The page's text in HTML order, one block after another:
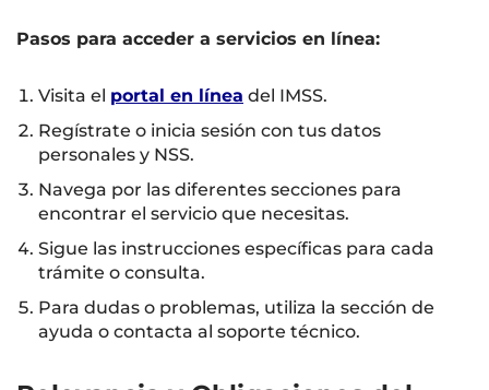
Pasos para acceder a servicios en línea:
Visita el portal en línea del IMSS.
Regístrate o inicia sesión con tus datos
personales y NSS.
Navega por las diferentes secciones para
encontrar el servicio que necesitas.
Sigue las instrucciones específicas para cada
trámite o consulta.
Para dudas o problemas, utiliza la sección de
ayuda o contacta al soporte técnico.